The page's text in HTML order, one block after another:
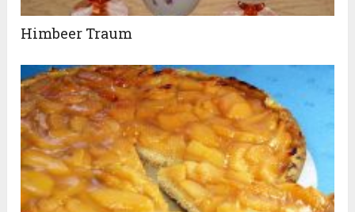
Himbeer Traum